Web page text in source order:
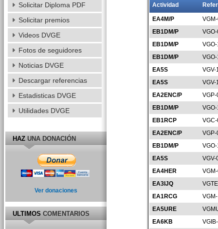
Actividad
EA4M/P
EB1DM/P
EB1DM/P
EB1DM/P
EA5S
VGV-
EA5S
VGV-
EA2ENC/P
EB1DM/P
EB1RCP
EA2ENC/P
EB1DM/P
EA5S
VGV-
EA4HER
EA3IJQ
EA1RCG
EA5URE
EA6KB
Solicitar Diploma PDF
Solicitar premios
Videos DVGE
Fotos de seguidores
Noticias DVGE
Descargar referencias
Estadisticas DVGE
Utilidades DVGE
HAZUNA DONACIÓN
Ver donaciones
ULTIMOSCOMENTARIOS